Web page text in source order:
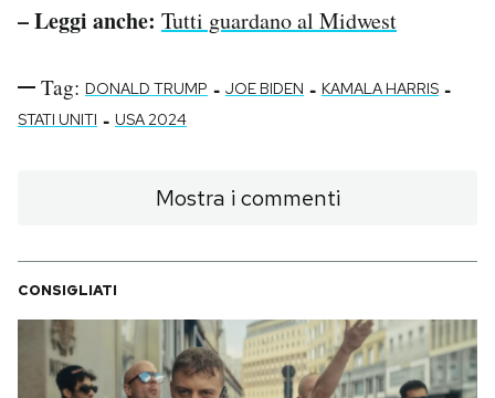
– Leggi anche: Tutti guardano al Midwest
Tag: DONALD TRUMP - JOE BIDEN - KAMALA HARRIS -
STATI UNITI - USA 2024
Mostra i commenti
CONSIGLIATI